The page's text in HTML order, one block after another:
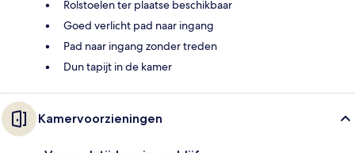
Rolstoelen ter plaatse beschikbaar
Goed verlicht pad naar ingang
Pad naar ingang zonder treden
Dun tapijt in de kamer
Kamervoorzieningen